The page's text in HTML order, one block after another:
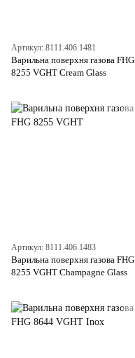
Артикул: 8111.406.1481
Варильна поверхня газова FHG
8255 VGHT Cream Glass
Артикул: 8111.406.1483
Варильна поверхня газова FHG
8255 VGHT Champagne Glass